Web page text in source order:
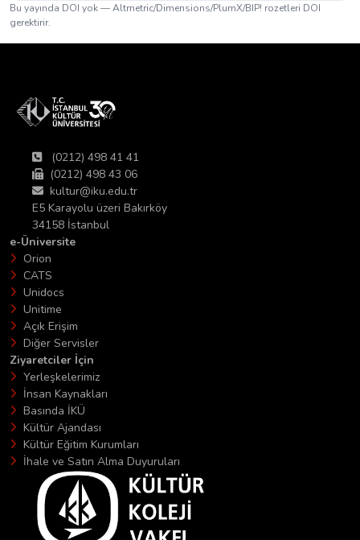
Bu yayında DOI yok — Altmetric/Dimensions/PlumX/BIP! rozetleri DOI
gerektirir.
(0212) 498 41 41
(0212) 498 43 06
kultur@iku.edu.tr
E5 Karayolu üzeri Bakırköy
34158 İstanbul
e-Üniversite
Orion
CATS
Unidocs
Unitime
Açık Erişim
Diğer Servisler
Ziyaretciler İçin
Yerleşkelerimiz
İnsan Kaynakları
Basında İKÜ
Kültür Ajandası
Kültür Eğitim Kurumları
İhale ve Satın Alma Duyuruları